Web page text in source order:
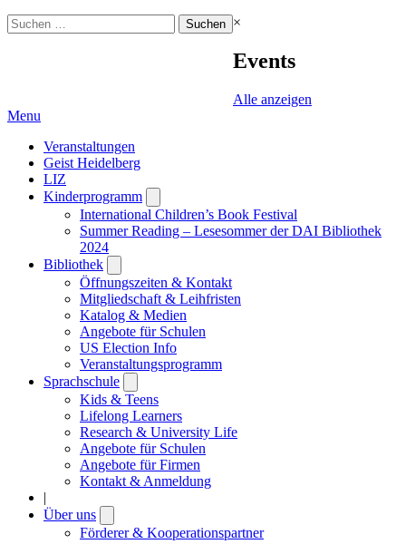
Suchen
nach:
×
Events
Alle anzeigen
Menu
Veranstaltungen
Geist Heidelberg
LIZ
Kinderprogramm
submenu
International Children’s Book Festival
Summer Reading – Lesesommer der DAI Bibliothek
2024
Bibliothek
submenu
Öffnungszeiten & Kontakt
Mitgliedschaft & Leihfristen
Katalog & Medien
Angebote für Schulen
US Election Info
Veranstaltungsprogramm
Sprachschule
submenu
Kids & Teens
Lifelong Learners
Research & University Life
Angebote für Schulen
Angebote für Firmen
Kontakt & Anmeldung
|
Über uns
submenu
Förderer & Kooperationspartner